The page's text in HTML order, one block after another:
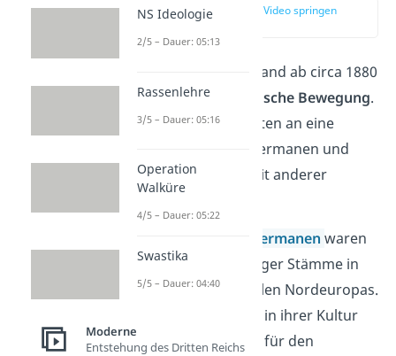
zur Stelle im Video springen
(02:39)
In Deutschland entstand ab circa 1880
die sogenannte
Völkische Bewegung.
Ihre Anhänger glaubten an eine
Überlegenheit der Germanen und
eine Minderwertigkeit anderer
Germanen waren
eine Gruppe ehemaliger Stämme in
Mitteleuropa und Teilen Nordeuropas.
Die Swastika tauchte in ihrer Kultur
vor allem als Zeichen für den
NS Ideologie
2/5 – Dauer: 05:13
Rassenlehre
3/5 – Dauer: 05:16
Operation
Walküre
4/5 – Dauer: 05:22
Swastika
5/5 – Dauer: 04:40
Moderne
Entstehung des Dritten Reichs